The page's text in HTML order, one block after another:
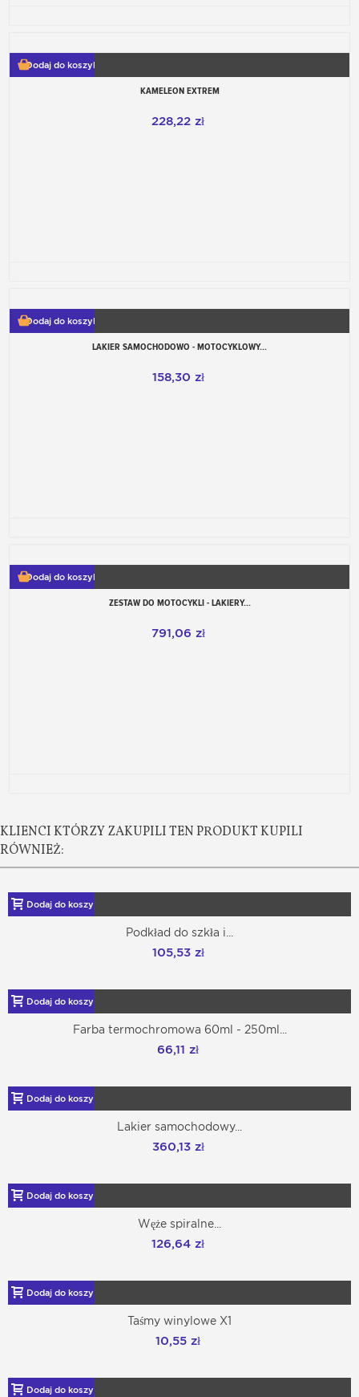
Dodaj do koszyka
KAMELEON EXTREM
228,22 zł
Dodaj do koszyka
LAKIER SAMOCHODOWO - MOTOCYKLOWY...
158,30 zł
Dodaj do koszyka
ZESTAW DO MOTOCYKLI - LAKIERY...
791,06 zł
KLIENCI KTÓRZY ZAKUPILI TEN PRODUKT KUPILI
RÓWNIEŻ:
Dodaj do koszyka
Podkład do szkła i...
105,53 zł
Dodaj do koszyka
Farba termochromowa 60ml - 250ml...
66,11 zł
Dodaj do koszyka
Lakier samochodowy...
360,13 zł
Dodaj do koszyka
Węże spiralne...
126,64 zł
Dodaj do koszyka
Taśmy winylowe X1
10,55 zł
Dodaj do koszyka